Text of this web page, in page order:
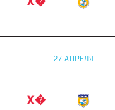
27 АПРЕЛЯ
Х�